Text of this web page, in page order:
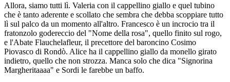
Allora, siamo tutti lì. Valeria con il cappellino giallo e quel tubino
che è tanto aderente e scollato che sembra che debba scoppiare tutto
lì sul palco da un momento all'altro. Francesco è un incrocio tra il
fratonzolo godereccio del "Nome della rosa", quello finito sul rogo,
e l'Abate Flauchelafleur, il precettore del baroncino Cosimo
Piovasco di Rondò. Alice ha il cappellino giallo da monello girato
indietro, quello che non strozza. Manca solo che dica "Signorina
Margheritaaaa" e Sordi le farebbe un baffo.